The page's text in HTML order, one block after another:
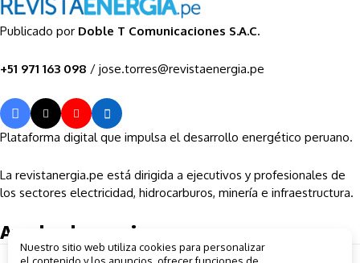
Publicado por Doble T Comunicaciones S.A.C.
+51 971 163 098 / jose.torres@revistaenergia.pe
Plataforma digital que impulsa el desarrollo energético peruano.
La revistanergia.pe está dirigida a ejecutivos y profesionales de
los sectores electricidad, hidrocarburos, minería e infraestructura.
Ayuda al usuario
Sobre la empresa
Nuestro sitio web utiliza cookies para personalizar